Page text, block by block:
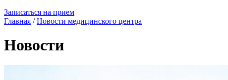
Записаться на прием
Главная /Новости медицинского центра
Новости